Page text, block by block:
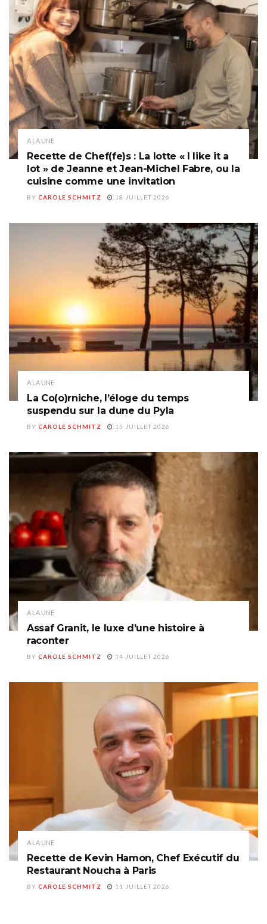
A LA UNE
Recette de Chef(fe)s : La lotte « I like it a
lot » de Jeanne et Jean-Michel Fabre, ou la
cuisine comme une invitation
BY CAROLE SCHMITZ 18 JUILLET 2026
A LA UNE
La Co(o)rniche, l’éloge du temps
suspendu sur la dune du Pyla
BY CAROLE SCHMITZ 15 JUILLET 2026
A LA UNE
Assaf Granit, le luxe d’une histoire à
raconter
BY CAROLE SCHMITZ 14 JUILLET 2026
A LA UNE
Recette de Kevin Hamon, Chef Exécutif du
Restaurant Noucha à Paris
BY CAROLE SCHMITZ 11 JUILLET 2026